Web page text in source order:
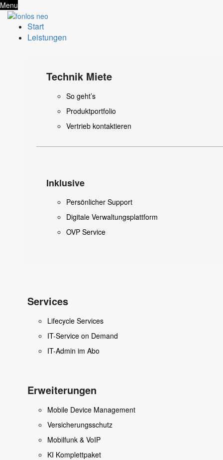
Menu
Start
Leistungen
Technik Miete
So geht’s
Produktportfolio
Vertrieb kontaktieren
Inklusive
Persönlicher Support
Digitale Verwaltungsplattform
OVP Service
Services
Lifecycle Services
IT-Service on Demand
IT-Admin im Abo
Erweiterungen
Mobile Device Management
Versicherungsschutz
Mobilfunk & VoIP
KI Komplettpaket